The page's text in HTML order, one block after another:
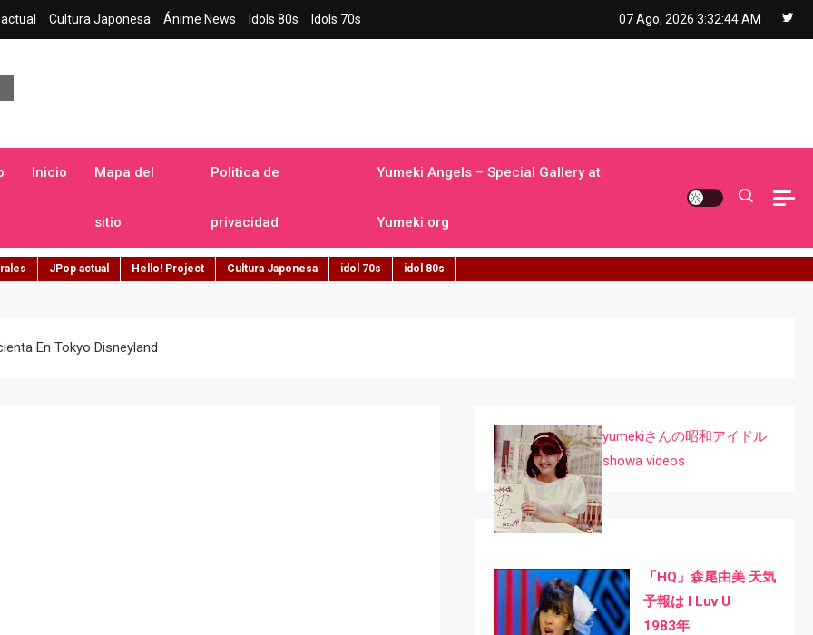
Cultura Japonesa Ánime News Idols 80s Idols 70s 07 Ago, 2026 3:32:45 AM
Inicio Mapa del
sitio
Politica de
privacidad
Yumeki Angels – Special Gallery at
Yumeki.org
JPop actual Hello! Project Cultura Japonesa idol 70s idol 80s
En Tokyo Disneyland
yumekiさんの昭和アイドル
showa videos
「HQ」森尾由美 天気
予報は I Luv U
1983年